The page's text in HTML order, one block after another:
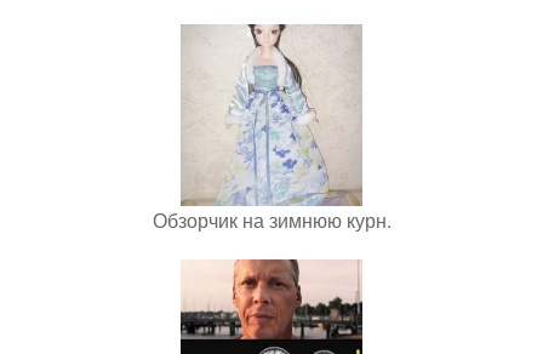
Обзорчик на зимнюю курн.